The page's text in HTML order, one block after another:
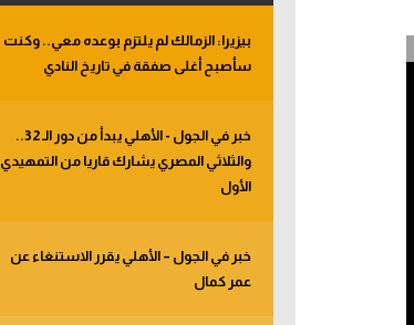
بيزيرا: الزمالك لم يلتزم بوعده معي.. وكنت
سأصبح أغلى صفقة في تاريخ النادي
خبر في الجول - الأهلي يبدأ من دور الـ 32..
والثلاثي المصري يشارك قاريا من التمهيدي
الأول
خبر في الجول – الأهلي يقرر الاستنغاء عن
عمر كمال